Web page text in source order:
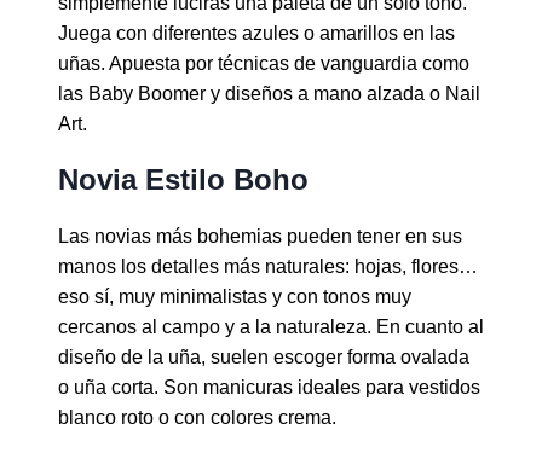
Juega con diferentes azules o amarillos en las
uñas. Apuesta por técnicas de vanguardia como
las Baby Boomer y diseños a mano alzada o Nail
Art.
Novia Estilo Boho
Las novias más bohemias pueden tener en sus
manos los detalles más naturales: hojas, flores…
eso sí, muy minimalistas y con tonos muy
cercanos al campo y a la naturaleza. En cuanto al
diseño de la uña, suelen escoger forma ovalada
o uña corta. Son manicuras ideales para vestidos
blanco roto o con colores crema.